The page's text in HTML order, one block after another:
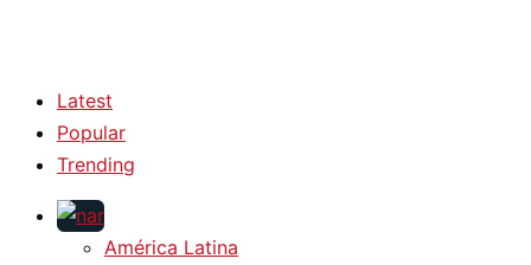
Latest
Popular
Trending
América Latina